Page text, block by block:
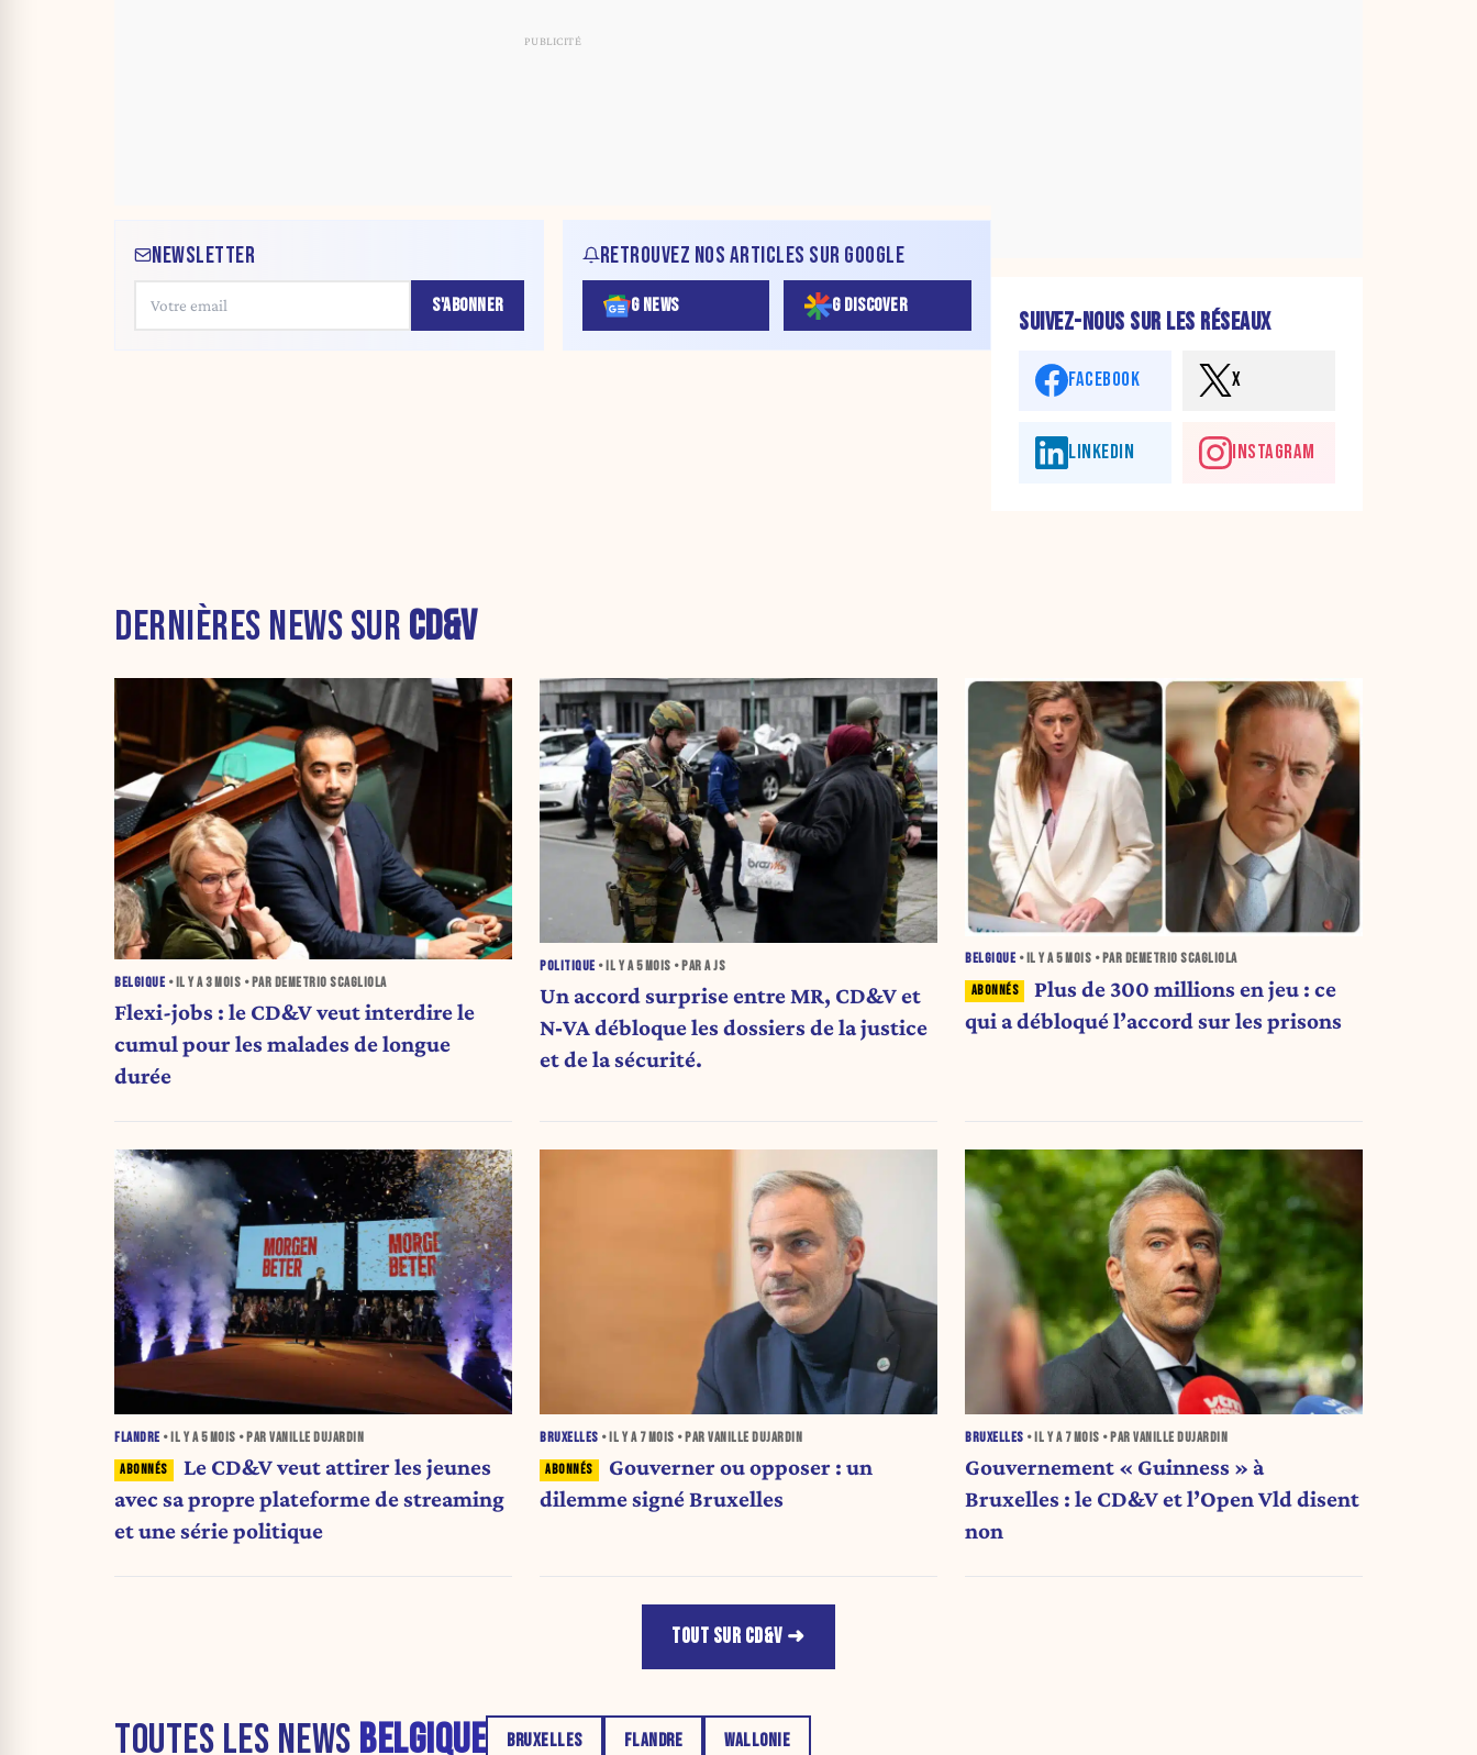
NEWSLETTER
S'ABONNER
RETROUVEZ NOS ARTICLES SUR GOOGLE
G NEWS G DISCOVER
SUIVEZ-NOUS SUR LES RÉSEAUX
FACEBOOK X
LINKEDIN INSTAGRAM
DERNIÈRES NEWS SUR CD&V
BELGIQUE • IL Y A3 MOIS • PAR DEMETRIO SCAGLIOLA
Flexi-jobs : le CD&V veut interdire le
cumul pour les malades de longue
durée
POLITIQUE • IL Y A5 MOIS • PAR A JS
Un accord surprise entre MR, CD&V et
N‑VA débloque les dossiers de la justice
et de la sécurité.
BELGIQUE • IL Y A5 MOIS • PAR DEMETRIO SCAGLIOLA
Plus de 300 millions en jeu : ce
qui a débloqué l’accord sur les prisons
FLANDRE • IL Y A5 MOIS • PAR VANILLE DUJARDIN
Le CD&V veut attirer les jeunes
avec sa propre plateforme de streaming
et une série politique
BRUXELLES • IL Y A 7 MOIS • PAR VANILLE DUJARDIN
Gouverner ou opposer : un
dilemme signé Bruxelles
BRUXELLES • IL Y A 7 MOIS • PAR VANILLE DUJARDIN
Gouvernement « Guinness » à
Bruxelles : le CD&V et l’Open Vld disent
non
TOUT SUR CD&V
TOUTES LES NEWS BELGIQUE BRUXELLES FLANDRE WALLONIE